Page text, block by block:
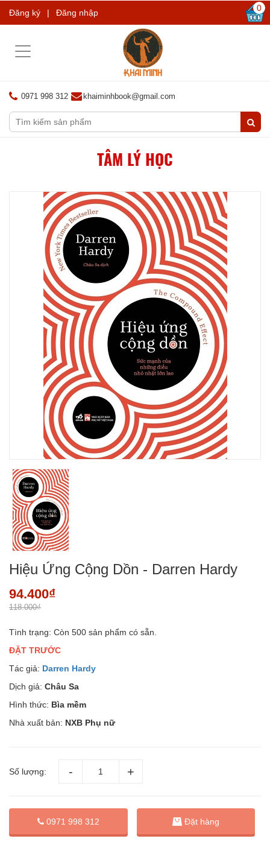
Đăng ký | Đăng nhập 0
Toggle
0971 998 312 khaiminhbook@gmail.com
TÂM LÝ HỌC
Hiệu Ứng Cộng Dồn - Darren Hardy
94.400₫
118.000₫
Tình trạng: Còn 500 sản phẩm có sẵn.
ĐẶT TRƯỚC
Tác giả: Darren Hardy
Dịch giả: Châu Sa
Hình thức: Bìa mềm
Nhà xuất bản: NXB Phụ nữ
Số lượng:
0971 998 312 Đặt hàng